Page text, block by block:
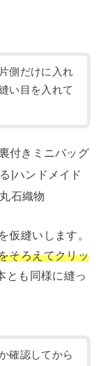
側だけに入れ
い目を入れて
仮縫いします。
そろえてクリッ
とも同様に縫っ
確認してから